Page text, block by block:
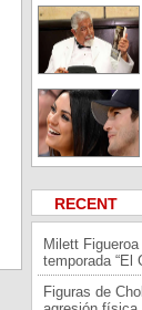
RECENT
Milett
temporada “El
Figuras de